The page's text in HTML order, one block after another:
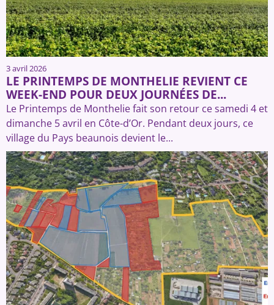
3 avril 2026
LE PRINTEMPS DE MONTHELIE REVIENT CE
WEEK-END POUR DEUX JOURNÉES DE...
Le Printemps de Monthelie fait son retour ce samedi 4 et
dimanche 5 avril en Côte-d’Or. Pendant deux jours, ce
village du Pays beaunois devient le...